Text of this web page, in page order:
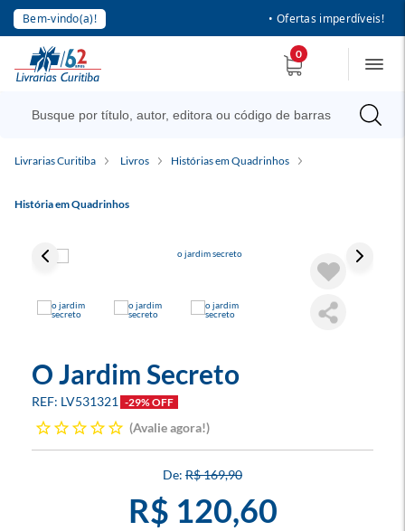
Bem-vindo(a)! • Ofertas imperdíveis!
0
Livrarias Curitiba Livros Histórias em Quadrinhos
História em Quadrinhos
O Jardim Secreto
LV531321 -29% OFF
Avalie agora!
R$ 169,90
R$ 120,60